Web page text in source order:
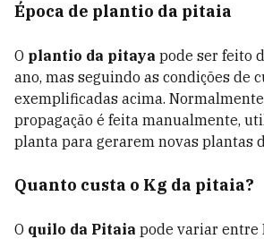
Época de plantio da pitaia
O plantio da pitaya pode ser feito
ano, mas seguindo as condições de
exemplificadas acima.
propagação é feita manualmente,
planta para gerarem novas plantas
Quanto custa o Kg da pitaia?
O quilo da Pitaia pode variar entre